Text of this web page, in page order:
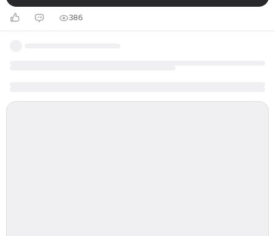
386